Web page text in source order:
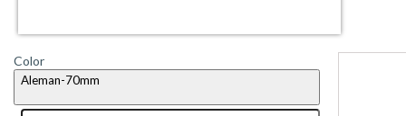
Color
Aleman-70mm